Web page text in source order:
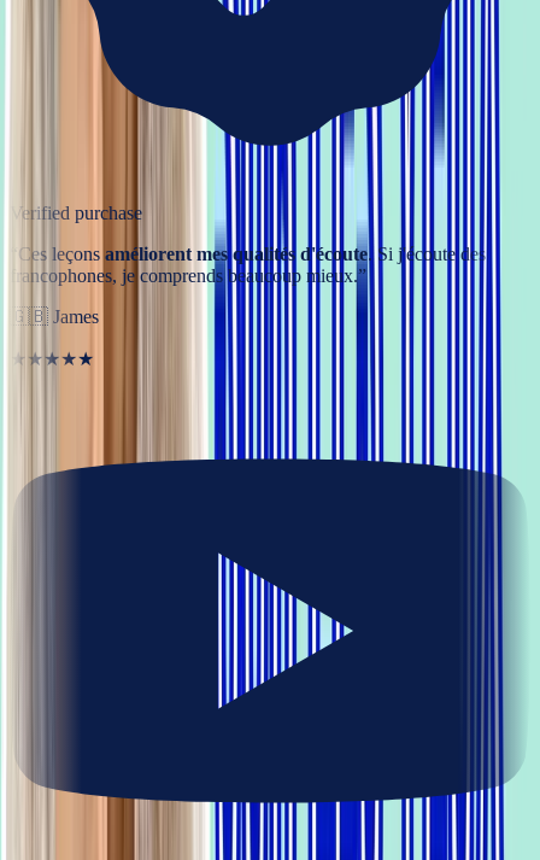
Verified purchase
Ces leçons améliorent mes qualités d'écoute. Si j'écoute des
francophones, je comprends beaucoup mieux.”
🇬🇧 James
★★★★★